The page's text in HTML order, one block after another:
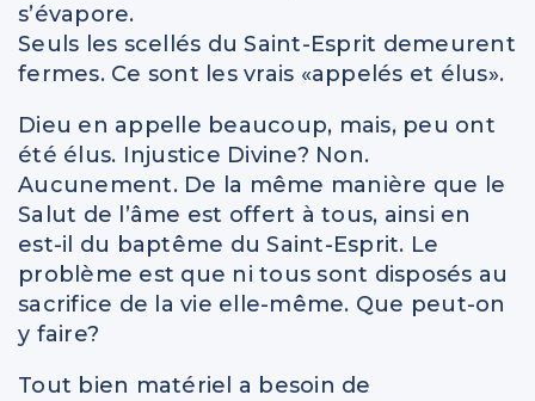
s’évapore.
Seuls les scellés du Saint-Esprit demeurent
fermes. Ce sont les vrais «appelés et élus».
Dieu en appelle beaucoup, mais, peu ont
été élus. Injustice Divine? Non.
Aucunement. De la même manière que le
Salut de l’âme est offert à tous, ainsi en
est-il du baptême du Saint-Esprit. Le
problème est que ni tous sont disposés au
sacrifice de la vie elle-même. Que peut-on
y faire?
Tout bien matériel a besoin de